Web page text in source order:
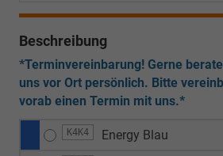
Beschreibung
*Terminvereinbarung! Gerne
uns vor Ort persönlich. Bitte
vorab einen Termin mit uns.*
K4K4 Energy Blau